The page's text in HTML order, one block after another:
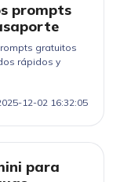
prompts
gratuitos
rápidos y
12-02 16:32:05
para